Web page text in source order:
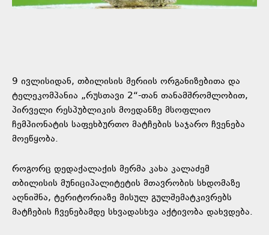
9 ივლისიდან, თბილისის მერიის ორგანიზებითა და
ტელეკომპანია „რუსთავი 2“-თან თანამშრომლობით,
პირველი რესპუბლიკის მოედანზე მსოფლიო
ჩემპიონატის საფეხბურთო მატჩების საჯარო ჩვენება
მოეწყობა.
როგორც დედაქალაქის მერმა კახა კალაძემ
თბილისის მუნიციპალიტეტის მთავრობის სხდომაზე
აღნიშნა, ტერიტორიაზე მისულ გულშემატკივრებს
მატჩების ჩვენებამდე სხვადასხვა აქტივობა დახვდება.